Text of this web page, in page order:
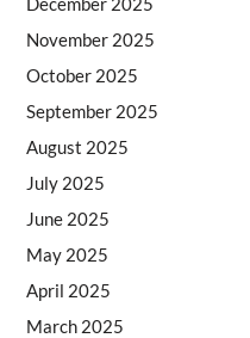
November 2025
October 2025
September 2025
August 2025
July 2025
June 2025
May 2025
April 2025
March 2025